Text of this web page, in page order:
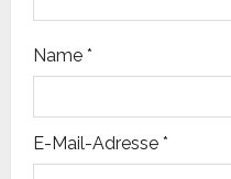
o
n
Name *
E-Mail-Adresse *